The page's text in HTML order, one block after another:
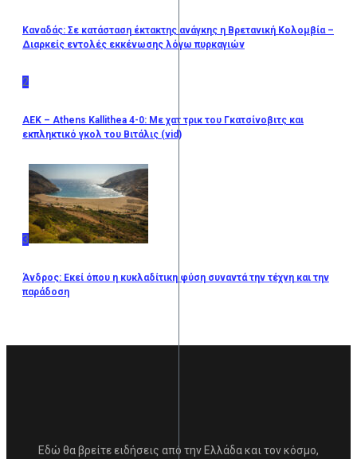
Καναδάς: Σε κατάσταση έκτακτης ανάγκης η Βρετανική Κολομβία –
Διαρκείς εντολές εκκένωσης λόγω πυρκαγιών
2
ΑΕΚ – Athens Kallithea 4-0: Με χατ τρικ του Γκατσίνοβιτς και
εκπληκτικό γκολ του Βιτάλις (vid)
3
Άνδρος: Εκεί όπου η κυκλαδίτικη φύση συναντά την τέχνη και την
παράδοση
Εδώ θα βρείτε ειδήσεις από την Ελλάδα και τον κόσμο,